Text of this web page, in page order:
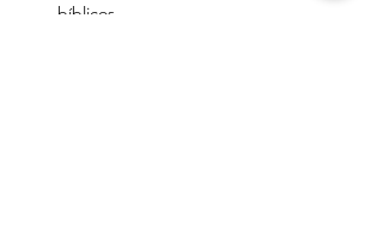
bíblicos.